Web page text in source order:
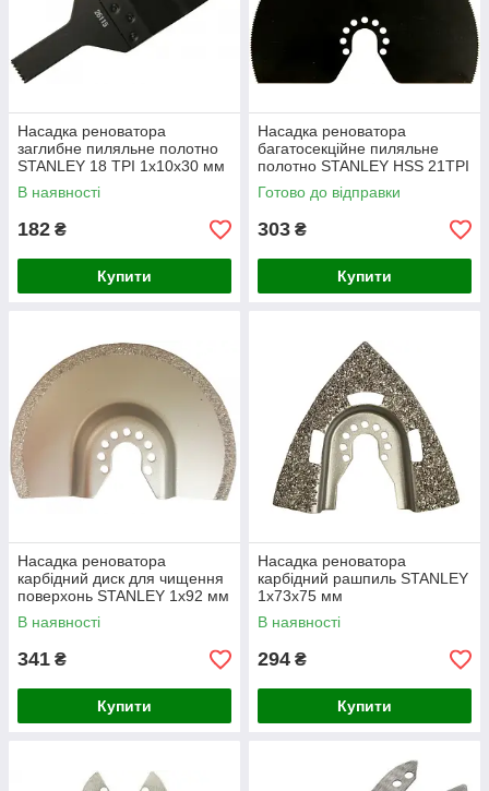
Насадка реноватора
заглибне пиляльне полотно
STANLEY 18 TPI 1x10x30 мм
В наявності
182 ₴
Купити
Насадка реноватора
багатосекційне пиляльне
полотно STANLEY HSS 21TPI
100 мм
Готово до відправки
303 ₴
Купити
Насадка реноватора
карбідний диск для чищення
поверхонь STANLEY 1x92 мм
В наявності
341 ₴
Купити
Насадка реноватора
карбідний рашпиль STANLEY
1x73x75 мм
В наявності
294 ₴
Купити